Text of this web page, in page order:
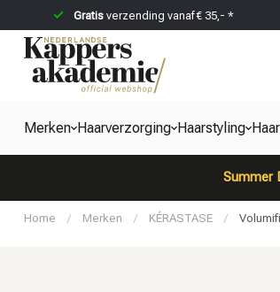
Gratisverzending vanaf € 35,- *
Merken Haarverzorging Haarstyling
Summer
Home / Merken / KÉRASTASE /